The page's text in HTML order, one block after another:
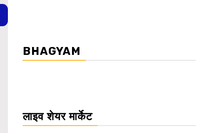
BHAGYAM
लाइव शेयर मार्केट